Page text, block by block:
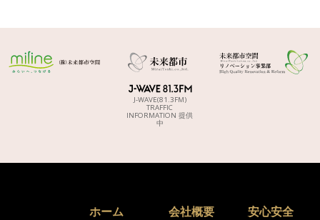
J-WAVE(81.3FM)
TRAFFIC
INFORMATION 提供
中
ホーム 会社概要
安心安全